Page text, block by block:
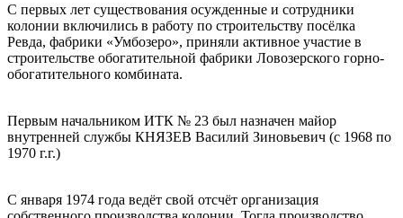
С первых лет существования осужденные и сотрудники
колонии включились в работу по строительству посёлка
Ревда, фабрики «Умбозеро», приняли активное участие в
строительстве обогатительной фабрики Ловозерского горно-
обогатительного комбината.
Первым начальником ИТК № 23 был назначен майор
внутренней службы КНЯЗЕВ Василий Зиновьевич (с 1968 по
1970 г.г.)
С января 1974 года ведёт свой отсчёт организация